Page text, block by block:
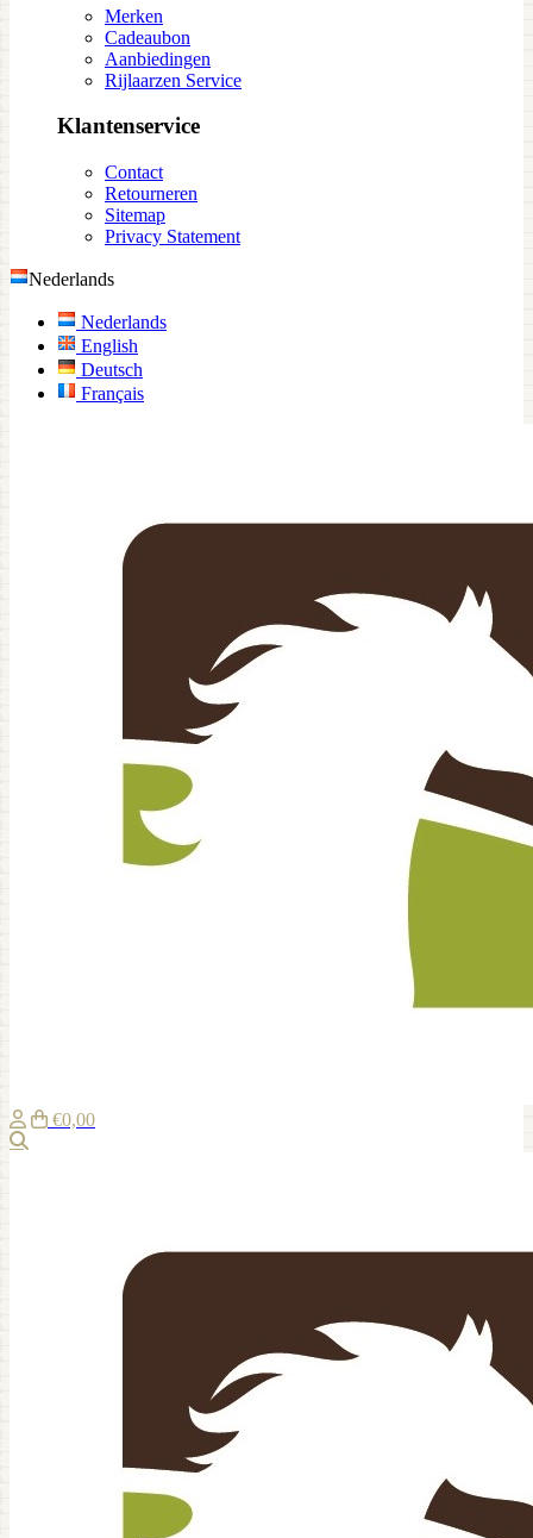
Merken
Cadeaubon
Aanbiedingen
Rijlaarzen Service
Klantenservice
Contact
Retourneren
Sitemap
Privacy Statement
Nederlands
Nederlands
English
Deutsch
Français
€0,00